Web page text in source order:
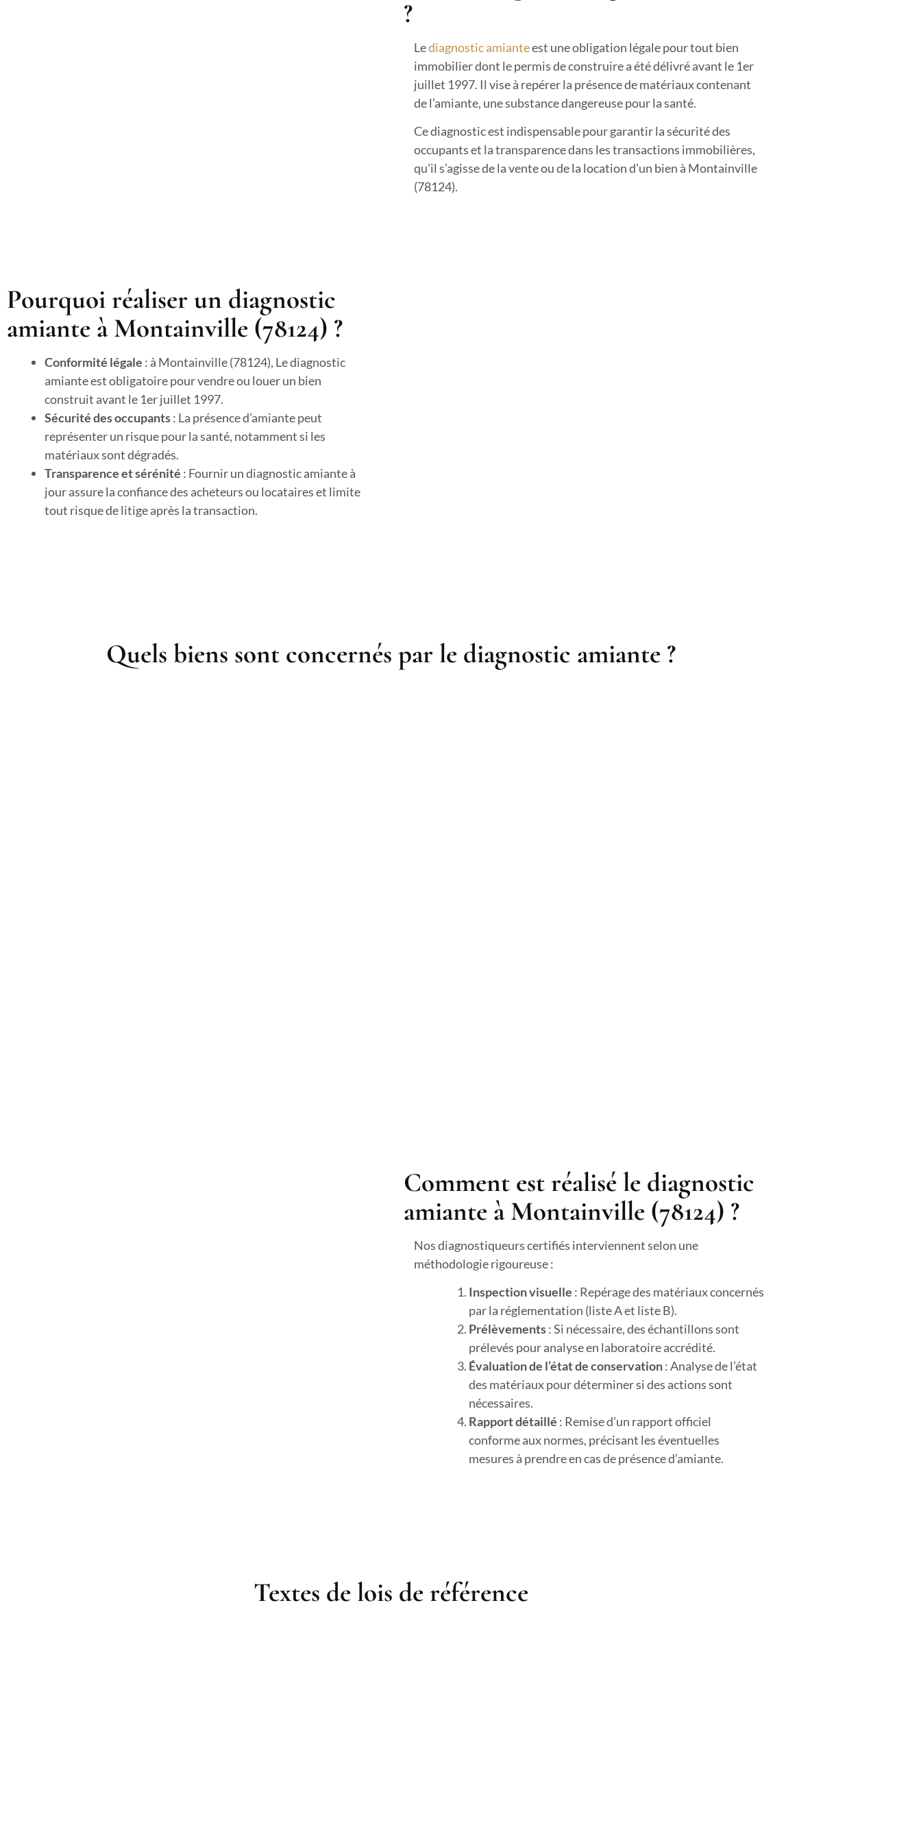
?
Lediagnostic amianteest une obligation légale pour tout bien
immobilier dont le permis de construire a été délivré avant le 1er
juillet 1997. Il vise à repérer la présence de matériaux contenant
de l’amiante, une substance dangereuse pour la santé.
Ce diagnostic est indispensable pour garantir la sécurité des
occupants et la transparence dans les transactions immobilières,
qu’il s’agisse de la vente ou de la location d’un bien à Montainville
(78124).
Pourquoi réaliser un diagnostic
amiante à Montainville (78124) ?
Conformité légale : à Montainville (78124), Le diagnostic
amiante est obligatoire pour vendre ou louer un bien
construit avant le 1er juillet 1997.
Sécurité des occupants: La présence d’amiante peut
représenter un risque pour la santé, notamment si les
matériaux sont dégradés.
Transparence et sérénité : Fournir un diagnostic amiante à
jour assure la confiance des acheteurs ou locataires et limite
tout risque de litige après la transaction.
Quels biens sont concernés par le diagnostic amiante ?
Comment est réalisé le diagnostic
amiante à Montainville (78124) ?
Nos diagnostiqueurs certifiés interviennent selon une
méthodologie rigoureuse :
Inspection visuelle : Repérage des matériaux concernés
par la réglementation (liste A et liste B).
Prélèvements: Si nécessaire, des échantillons sont
prélevés pour analyse en laboratoire accrédité.
Évaluation de l’état de conservation: Analyse de l’état
des matériaux pour déterminer si des actions sont
nécessaires.
Rapport détaillé : Remise d’un rapport officiel
conforme aux normes, précisant les éventuelles
mesures à prendre en cas de présence d’amiante.
Textes de lois de référence